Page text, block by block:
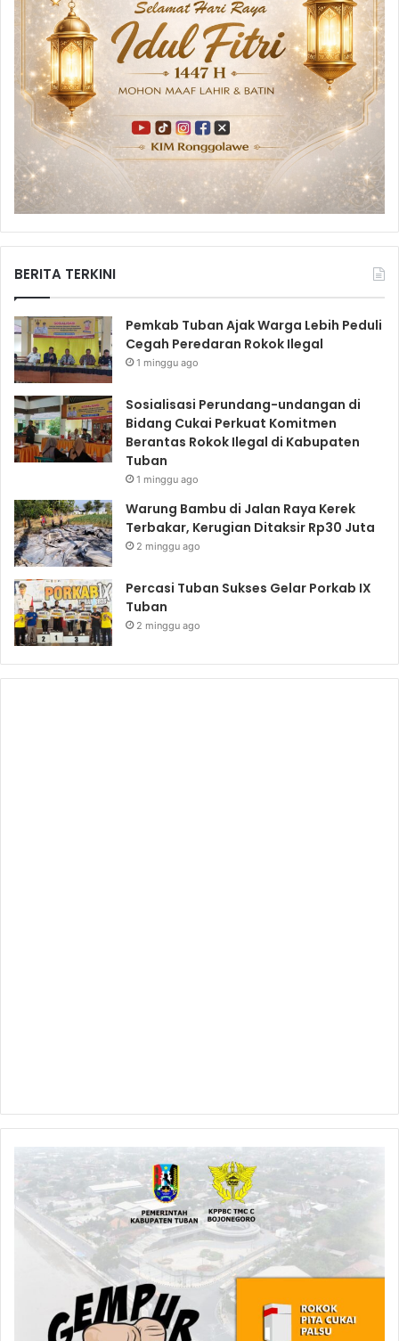
BERITA TERKINI
Pemkab Tuban Ajak Warga Lebih Peduli
Cegah Peredaran Rokok Ilegal
1 minggu ago
Sosialisasi Perundang-undangan di
Bidang Cukai Perkuat Komitmen
Berantas Rokok Ilegal di Kabupaten
Tuban
1 minggu ago
Warung Bambu di Jalan Raya Kerek
Terbakar, Kerugian Ditaksir Rp30 Juta
2 minggu ago
Percasi Tuban Sukses Gelar Porkab IX
Tuban
2 minggu ago